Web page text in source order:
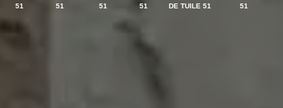
51
51
51
51
DE TUILE 51
51